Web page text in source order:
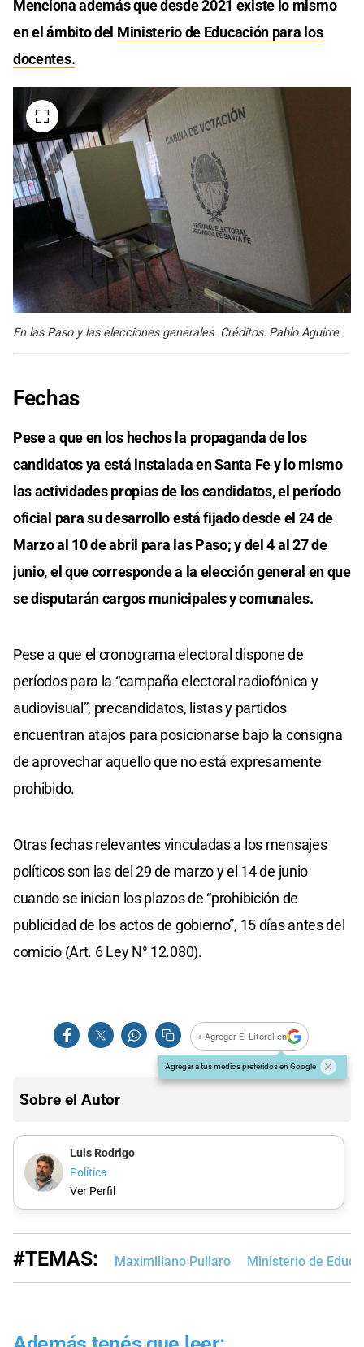
Menciona además que desde 2021 existe lo mismo
en el ámbito del Ministerio de Educación para los
docentes.
En las Paso y las elecciones generales. Créditos: Pablo Aguirre.
Fechas
Pese a que en los hechos la propaganda de los
candidatos ya está instalada en Santa Fe y lo mismo
las actividades propias de los candidatos, el período
oficial para su desarrollo está fijado desde el 24 de
Marzo al 10 de abril para las Paso; y del 4 al 27 de
junio, el que corresponde a la elección general en que
se disputarán cargos municipales y comunales.
Pese a que el cronograma electoral dispone de
períodos para la “campaña electoral radiofónica y
audiovisual”, precandidatos, listas y partidos
encuentran atajos para posicionarse bajo la consigna
de aprovechar aquello que no está expresamente
prohibido.
Otras fechas relevantes vinculadas a los mensajes
políticos son las del 29 de marzo y el 14 de junio
cuando se inician los plazos de “prohibición de
publicidad de los actos de gobierno”, 15 días antes del
comicio (Art. 6 Ley N° 12.080).
+ Agregar El Litoral en
Agregar a tus medios preferidos en Google
Sobre el Autor
Luis Rodrigo
Política
Ver Perfil
#TEMAS: Maximiliano Pullaro Ministerio de